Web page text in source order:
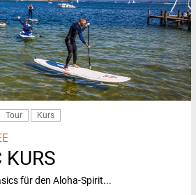
Tour Kurs
KURS
für den Aloha-Spirit...